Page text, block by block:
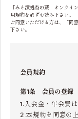
「みそ漬処香の蔵 オンライ
用規約を必ずお読み下さい。
ご同意いただける方は、「同
下さい。
会員規約
第1条 会員の登録
1.入会金・年会費は
2.本規約を同意の